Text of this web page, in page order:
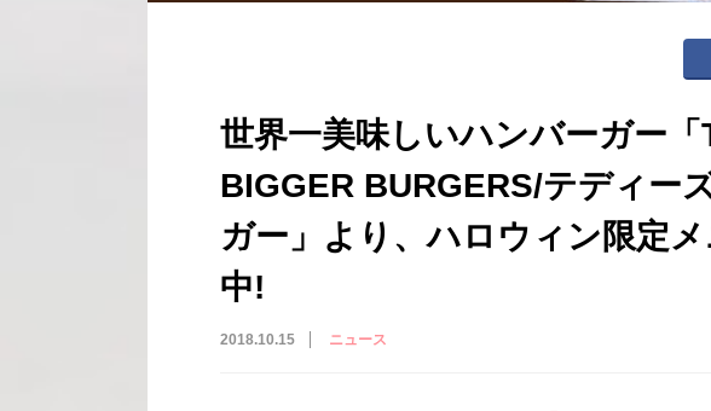
世界一美味しいハンバーガー「
BIGGER BURGERS/テディー
ガー」より、ハロウィン限定
中!
2018.10.15 ニュース